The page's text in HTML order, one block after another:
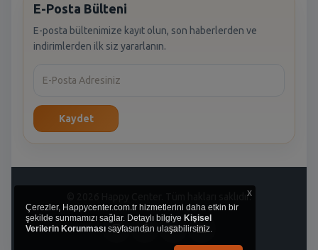
E-Posta Bülteni
E-posta bültenimize kayıt olun, son haberlerden ve
indirimlerden ilk siz yararlanın.
Kaydet
© 2026 Happy Center. Tüm hakları saklıdır.
x
Çerezler, Happycenter.com.tr hizmetlerini daha etkin bir
şekilde sunmamızı sağlar. Detaylı bilgiye Kişisel
Verilerin Korunması sayfasından ulaşabilirsiniz.